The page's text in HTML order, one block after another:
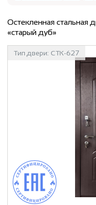
Остекленная
«старый дуб»
Тип двери: СТК-627